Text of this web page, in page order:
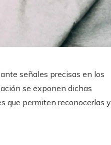
señales precisas en los
se exponen dichas
que permiten reconocerlas y